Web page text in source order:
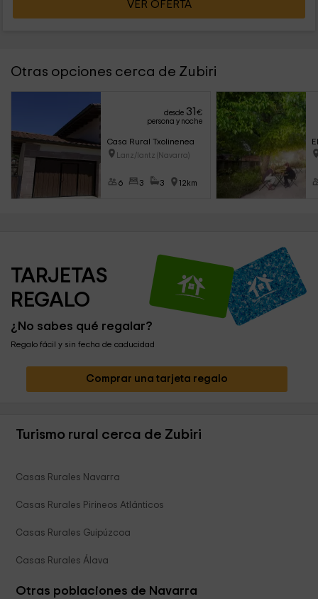
VER OFERTA
Otras opciones cerca de Zubiri
desde 31
€
persona y noche
Casa Rural Txolinenea
Lanz/lantz (Navarra)
6 3 3 12km
TARJETAS
REGALO
¿No sabes qué regalar?
Regalo fácil y sin fecha de caducidad
Comprar una tarjeta regalo
Turismo rural cerca de Zubiri
Casas Rurales Navarra
Casas Rurales Pirineos Atlánticos
Casas Rurales Guipúzcoa
Casas Rurales Álava
Otras poblaciones de Navarra